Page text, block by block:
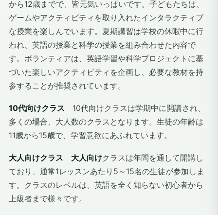
から12歳までで、皆元気いっぱいです。子どもたちは、
ゲームやアクティビティを取り入れたインタラクティブ
な授業を楽しんでいます。夏期講習は学校の休暇中に行
われ、英語の授業と科学の授業を組み合わせた内容で
す。ボランティアは、英語学習や科学プロジェクトに基
づいた楽しいアクティビティを企画し、必要な教材を持
参することが推奨されています。
10代向けクラス 10代向けクラスは学期中に開講され、
多くの場合、大人数のクラスとなります。生徒の年齢は
11歳から15歳で、学習意欲にあふれています。
大人向けクラス 大人向けクラスは年間を通して開講し
ており、通常1レッスンあたり5～15名の生徒が参加しま
す。クラスのレベルは、英語を全く知らない初心者から
上級者まで様々です。